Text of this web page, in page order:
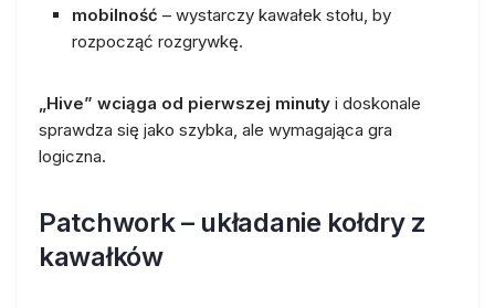
mobilność – wystarczy kawałek stołu, by
rozpocząć rozgrywkę.
„Hive” wciąga od pierwszej minuty i doskonale
sprawdza się jako szybka, ale wymagająca gra
logiczna.
Patchwork – układanie kołdry z
kawałków